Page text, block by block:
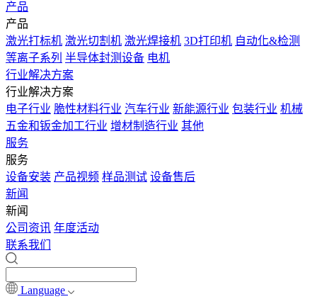
产品
产品
激光打标机 激光切割机 激光焊接机 3D打印机 自动化&检测
等离子系列 半导体封测设备 电机
行业解决方案
行业解决方案
电子行业 脆性材料行业 汽车行业 新能源行业 包装行业 机械
五金和钣金加工行业 增材制造行业 其他
服务
服务
设备安装 产品视频 样品测试 设备售后
新闻
新闻
公司资讯 年度活动
联系我们
Language